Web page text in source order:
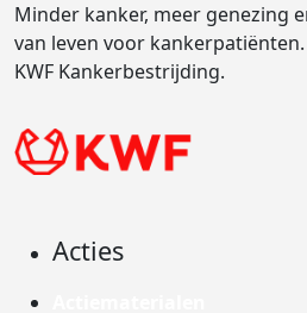
Minder kanker, meer genezing
van leven voor
KWF Kankerbestrijding.
Acties